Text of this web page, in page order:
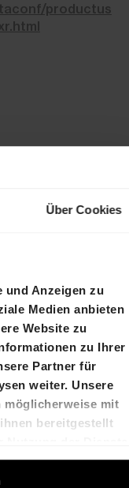
Über Cookies
und Anzeigen zu
Medien anbieten
Website zu
zu Ihrer
Partner für
weiter. Unsere
möglicherweise mit
bereitgestellt
productus
at